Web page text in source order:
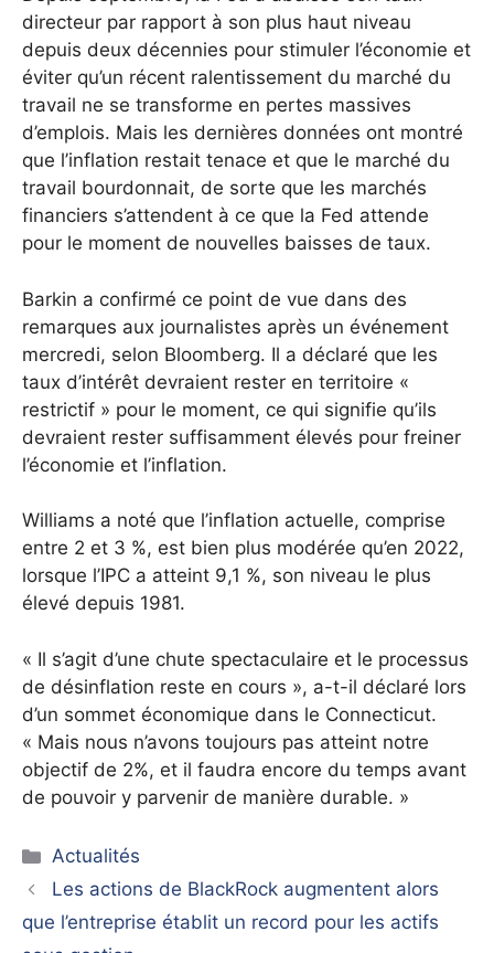
directeur par rapport à son plus haut niveau
depuis deux décennies pour stimuler l’économie et
éviter qu’un récent ralentissement du marché du
travail ne se transforme en pertes massives
d’emplois. Mais les dernières données ont montré
que l’inflation restait tenace et que le marché du
travail bourdonnait, de sorte que les marchés
financiers s’attendent à ce que la Fed attende
pour le moment de nouvelles baisses de taux.
Barkin a confirmé ce point de vue dans des
remarques aux journalistes après un événement
mercredi, selon Bloomberg. Il a déclaré que les
taux d’intérêt devraient rester en territoire «
restrictif » pour le moment, ce qui signifie qu’ils
devraient rester suffisamment élevés pour freiner
l’économie et l’inflation.
Williams a noté que l’inflation actuelle, comprise
entre 2 et 3 %, est bien plus modérée qu’en 2022,
lorsque l’IPC a atteint 9,1 %, son niveau le plus
élevé depuis 1981.
« Il s’agit d’une chute spectaculaire et le processus
de désinflation reste en cours », a-t-il déclaré lors
d’un sommet économique dans le Connecticut.
« Mais nous n’avons toujours pas atteint notre
objectif de 2%, et il faudra encore du temps avant
de pouvoir y parvenir de manière durable. »
Catégories
Actualités
Les actions de BlackRock augmentent alors
que l’entreprise établit un record pour les actifs